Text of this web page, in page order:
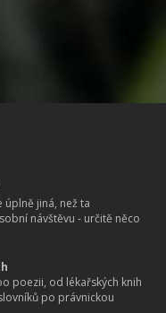
jiná, než ta
návštěvu - určitě něco
poezii, od lékařských knih
po právnickou